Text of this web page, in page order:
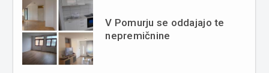
V Pomurju se oddajajo te
nepremičnine